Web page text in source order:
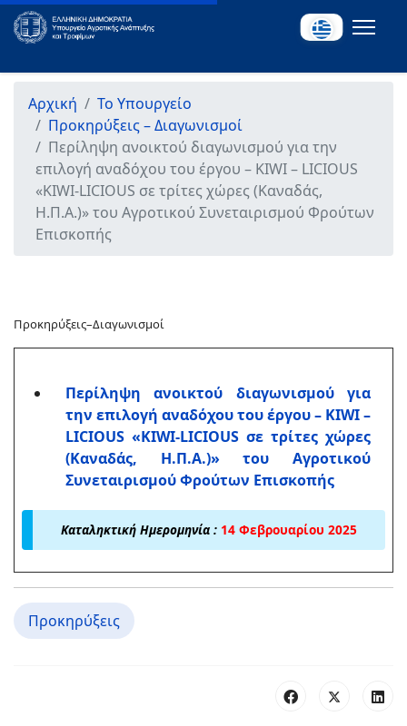
Αρχική
Το Υπουργείο
Προκηρύξεις – Διαγωνισμοί
Περίληψη ανοικτού διαγωνισμού για την
επιλογή αναδόχου του έργου – KIWI – LICIOUS
«KIWI-LICIOUS σε τρίτες χώρες (Καναδάς,
Η.Π.Α.)» του Αγροτικού Συνεταιρισμού Φρούτων
Επισκοπής
Προκηρύξεις–Διαγωνισμοί
Περίληψη ανοικτού διαγωνισμού για
την επιλογή αναδόχου του έργου – KIWI–
LICIOUS «KIWI-LICIOUS σε τρίτες χώρες
(Καναδάς, Η.Π.Α.)» του Αγροτικού
Συνεταιρισμού Φρούτων Επισκοπής
Καταληκτική Ημερομηνία : 14 Φεβρουαρίου 2025
Προκηρύξεις